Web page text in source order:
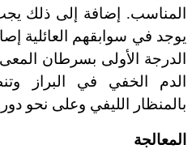
المناسب. إضافة إلى ذلك
يوجد في سوابقهم العائلية
الدرجة الأولى بسرطان
الدم الخفي في البراز
بالمنظار الليفي وعلى نحو
المعالجة